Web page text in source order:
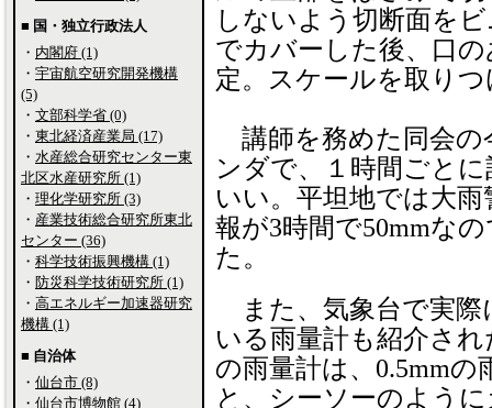
しないよう切断面を
でカバーした後、口
定。スケールを取り
講師を務めた同会の
ンダで、１時間ごと
いい。平坦地では大雨
報が3時間で50mmな
た。
また、気象台で実際
いる雨量計も紹介され
の雨量計は、0.5mmの
と、シーソーのよう
■ 国・独立行政法人
・ 内閣府 (1)
・ 宇宙航空研究開発機構
(5)
・ 文部科学省 (0)
・ 東北経済産業局 (17)
・ 水産総合研究センター東
北区水産研究所 (1)
・ 理化学研究所 (3)
・ 産業技術総合研究所東北
センター (36)
・ 科学技術振興機構 (1)
・ 防災科学技術研究所 (1)
・ 高エネルギー加速器研究
機構 (1)
■ 自治体
・ 仙台市 (8)
・ 仙台市博物館 (4)